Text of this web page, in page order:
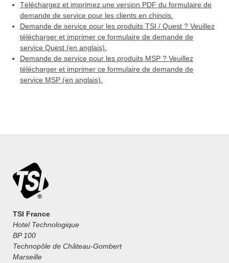
Téléchargez et imprimez une version PDF du formulaire de
demande de service pour les clients en chinois.
Demande de service pour les produits TSI / Quest ? Veuillez
télécharger et imprimer ce formulaire de demande de
service Quest (en anglais).
Demande de service pour les produits MSP ? Veuillez
télécharger et imprimer ce formulaire de demande de
service MSP (en anglais).
TSI France
Hotel Technologique
BP 100
Technopôle de Château-Gombert
Marseille